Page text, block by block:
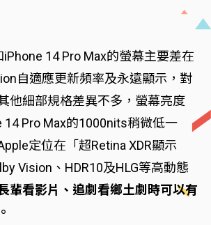
14 Pro Max的螢幕主要差在
自適應更新頻率及永遠顯示，對
他細部規格差異不多，螢幕亮度
Pro Max的1000nits稍微低一
定位在「超Retina XDR顯示
Vision、HDR10及HLG等高動態
輩看影片、追劇看鄉土劇時可以有